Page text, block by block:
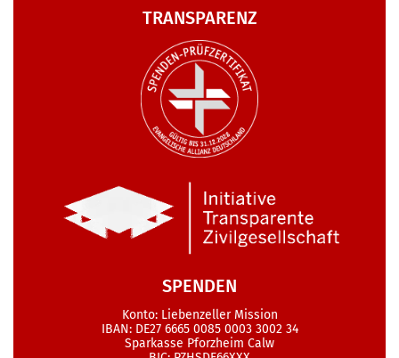
TRANSPARENZ
SPENDEN
Konto: Liebenzeller Mission
IBAN: DE27 6665 0085 0003 3002 34
Sparkasse Pforzheim Calw